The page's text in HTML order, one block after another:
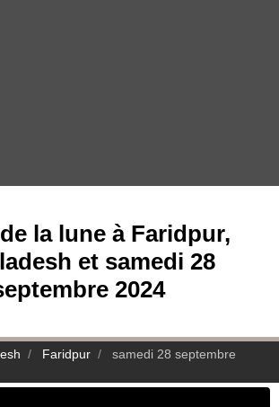
la lune à Faridpur,
et samedi 28
2024
Faridpur
samedi 28 septembre